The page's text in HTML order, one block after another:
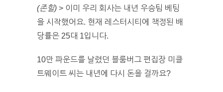
(존힐) > 이미 우리 회사는 내년 우승팀 베팅
을 시작했어요. 현재 레스터시티에 책정된 배
당률은 25대 1입니다.
10만 파운드를 날렸던 블룸버그 편집장 미클
트웨이트 씨는 내년에 다시 돈을 걸까요?